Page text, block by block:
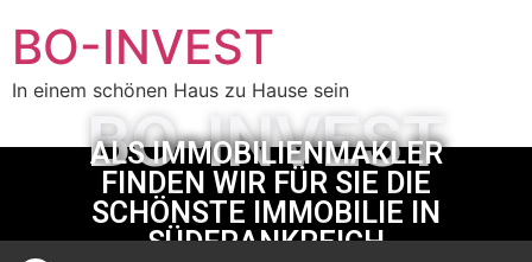
BO-INVEST
In einem schönen Haus zu Hause sein
BO-INVEST
ALS IMMOBILIENMAKLER
FINDEN WIR FÜR SIE DIE
SCHÖNSTE IMMOBILIE IN
SÜDFRANKREICH